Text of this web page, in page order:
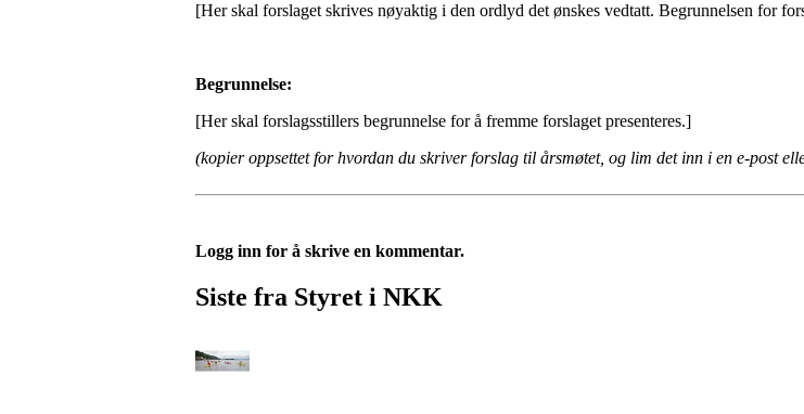
[Her skal forslaget skrives nøyaktig i den ordlyd det ønskes vedtatt. Begrunnelsen for
Begrunnelse:
[Her skal forslagsstillers begrunnelse for å fremme forslaget presenteres.]
(kopier oppsettet for hvordan du skriver forslag til årsmøtet, og lim det inn i en e-post
Logg inn for å skrive en kommentar.
Siste fra Styret i NKK